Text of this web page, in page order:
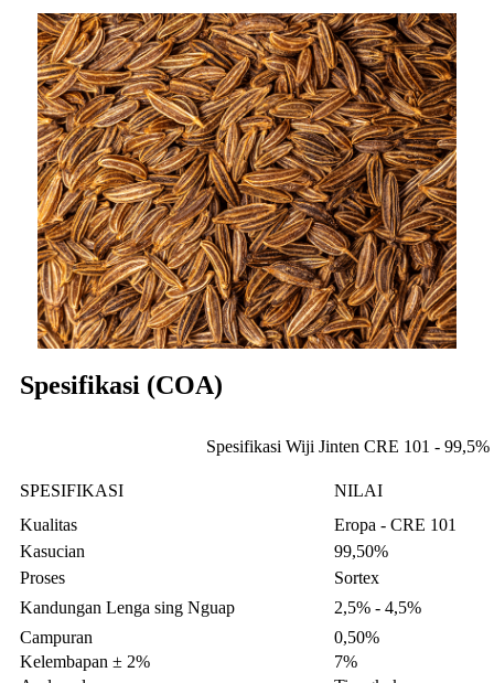
Spesifikasi (COA)
Spesifikasi Wiji Jinten CRE 101 -
SPESIFIKASI
NILAI
Kualitas
Eropa - CRE 101
Kasucian
99,50%
Proses
Sortex
Kandungan Lenga sing Nguap
2,5% - 4,5%
Campuran
0,50%
Kelembapan ± 2%
7%